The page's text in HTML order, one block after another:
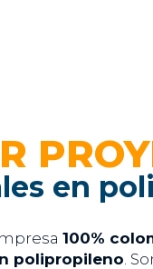
en
100%
polipropileno .